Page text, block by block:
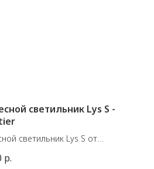
светильник Lys S -
светильник Lys S от
рафия, металл/дерево.
р.